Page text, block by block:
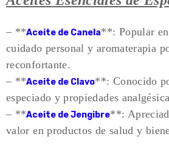
– **Aceite de Canela**: Popular
cuidado personal y aromaterapia
reconfortante.
– **Aceite de Clavo**: Conocido
especiado y propiedades
– **Aceite de Jengibre**:
valor en productos de salud y